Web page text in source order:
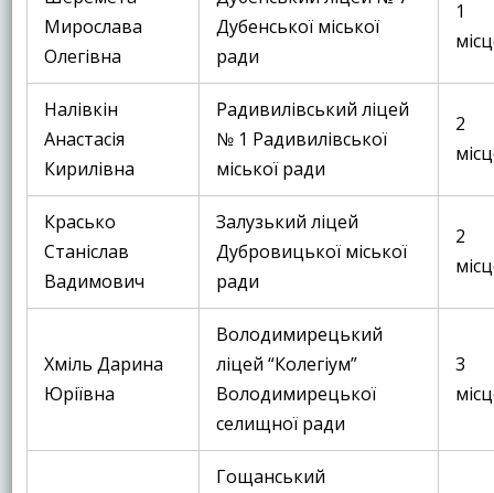
Мирослава
Олегівна
Дубенської міської
ради
1
Налівкін
Анастасія
Кирилівна
Радивилівський ліцей
№ 1 Радивилівської
міської ради
2
Красько
Станіслав
Вадимович
Залузький ліцей
Дубровицької міської
ради
2
Хміль Дарина
Юріївна
Володимирецький
ліцей “Колегіум”
Володимирецької
селищної ради
3
Гощанський